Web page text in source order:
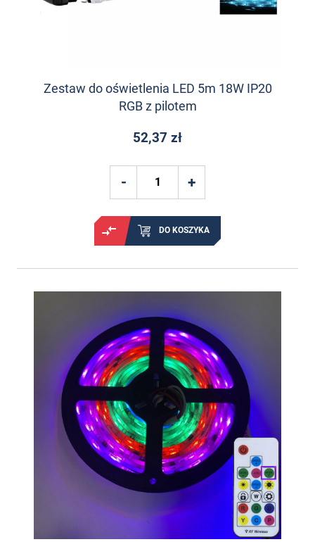
Zestaw do oświetlenia LED 5m 18W IP20
RGB z pilotem
52,37 zł
DO KOSZYKA